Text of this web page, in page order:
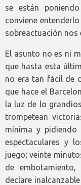
se están
conviene
sobreactuación nos
El asunto no es ni
que hasta esta
no era tan fácil de
que hace el
la luz de lo
trompetean
mínima y
espectaculares y
juego; veinte
de
declare